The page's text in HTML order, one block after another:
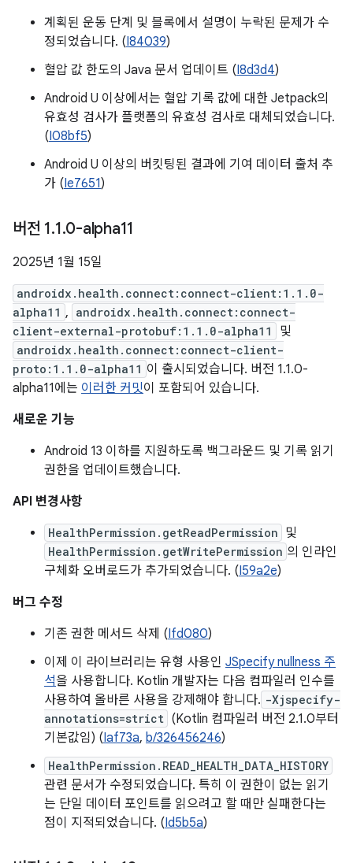
계획된 운동 단계 및 블록에서 설명이 누락된 문제가 수
정되었습니다. (I84039)
혈압 값 한도의 Java 문서 업데이트 (I8d3d4)
Android U 이상에서는 혈압 기록 값에 대한 Jetpack의
유효성 검사가 플랫폼의 유효성 검사로 대체되었습니다.
(I08bf5)
Android U 이상의 버킷팅된 결과에 기여 데이터 출처 추
가 (Ie7651)
버전 1.1.0-alpha11
2025년 1월 15일
androidx.health.connect:connect-client:1.1.0-
alpha11 , androidx.health.connect:connect-
client-external-protobuf:1.1.0-alpha11
및
androidx.health.connect:connect-client-
proto:1.1.0-alpha11 이 출시되었습니다. 버전 1.1.0-
alpha11에는 이러한 커밋이 포함되어 있습니다.
새로운 기능
Android 13 이하를 지원하도록 백그라운드 및 기록 읽기
권한을 업데이트했습니다.
API 변경사항
HealthPermission.getReadPermission 및
HealthPermission.getWritePermission 의 인라인
구체화 오버로드가 추가되었습니다. (I59a2e)
버그 수정
기존 권한 메서드 삭제 (Ifd080)
이제 이 라이브러리는 유형 사용인 JSpecify nullness 주
석을 사용합니다. Kotlin 개발자는 다음 컴파일러 인수를
사용하여 올바른 사용을 강제해야 합니다. -Xjspecify-
annotations=strict (Kotlin 컴파일러 버전 2.1.0부터
기본값임) (Iaf73a, b/326456246)
HealthPermission.READ_HEALTH_DATA_HISTORY
관련 문서가 수정되었습니다. 특히 이 권한이 없는 읽기
는 단일 데이터 포인트를 읽으려고 할 때만 실패한다는
점이 지적되었습니다. (Id5b5a)